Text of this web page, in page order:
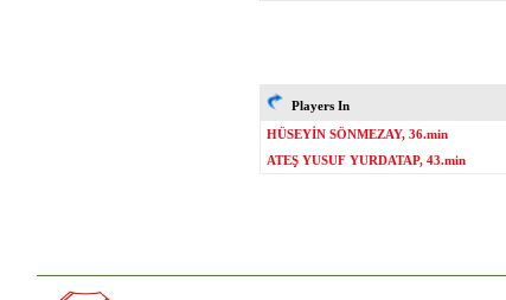
Players In
HÜSEYİN SÖNMEZAY, 36.min
ATEŞ YUSUF YURDATAP, 43.min